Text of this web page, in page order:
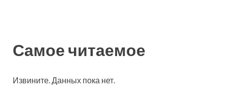
Самое читаемое
Извините. Данных пока нет.